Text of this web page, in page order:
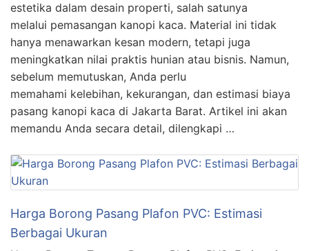
estetika dalam desain properti, salah satunya
melalui pemasangan kanopi kaca. Material ini tidak
hanya menawarkan kesan modern, tetapi juga
meningkatkan nilai praktis hunian atau bisnis. Namun,
sebelum memutuskan, Anda perlu
memahami kelebihan, kekurangan, dan estimasi biaya
pasang kanopi kaca di Jakarta Barat. Artikel ini akan
memandu Anda secara detail, dilengkapi …
Harga Borong Pasang Plafon PVC: Estimasi
Berbagai Ukuran